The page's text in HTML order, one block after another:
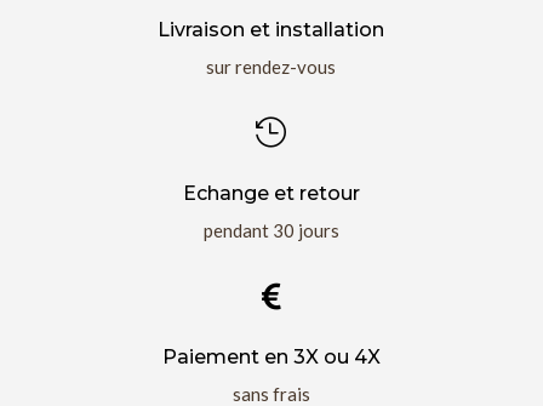
Livraison et installation
sur rendez-vous

Echange et retour
pendant 30 jours

Paiement en 3X ou 4X
sans frais